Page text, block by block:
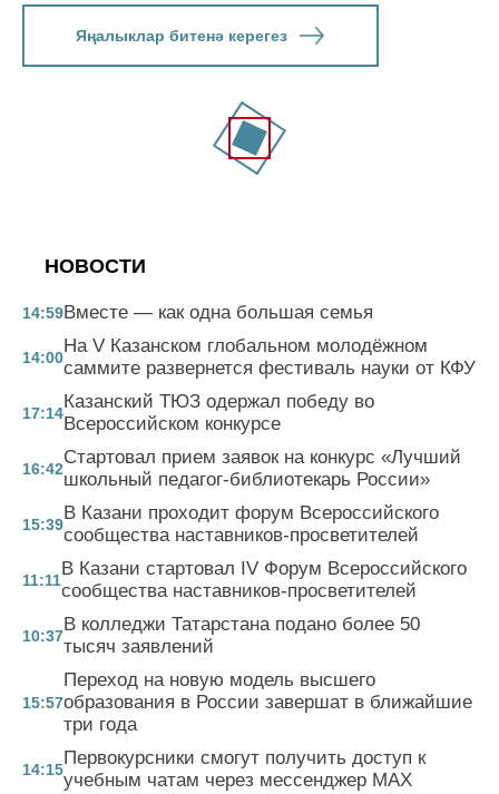
Яңалыклар битенә керегез
НОВОСТИ
14:59Вместе — как одна большая семья
14:00
На V Казанском глобальном молодёжном
саммите развернется фестиваль науки от КФУ
17:14
Казанский ТЮЗ одержал победу во
Всероссийском конкурсе
16:42
Стартовал прием заявок на конкурс «Лучший
школьный педагог-библиотекарь России»
15:39
В Казани проходит форум Всероссийского
сообщества наставников-просветителей
11:11
В Казани стартовал IV Форум Всероссийского
сообщества наставников-просветителей
10:37
В колледжи Татарстана подано более 50
тысяч заявлений
15:57
Переход на новую модель высшего
образования в России завершат в ближайшие
три года
14:15
Первокурсники смогут получить доступ к
учебным чатам через мессенджер MAX